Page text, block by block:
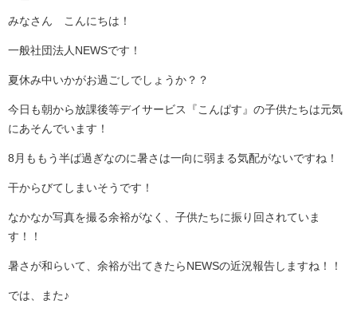
みなさん こんにちは！
一般社団法人NEWSです！
夏休み中いかがお過ごしでしょうか？？
今日も朝から放課後等デイサービス『こんぱす』の子供たちは元気
にあそんでいます！
8月ももう半ば過ぎなのに暑さは一向に弱まる気配がないですね！
干からびてしまいそうです！
なかなか写真を撮る余裕がなく、子供たちに振り回されていま
す！！
暑さが和らいて、余裕が出てきたらNEWSの近況報告しますね！！
では、また♪